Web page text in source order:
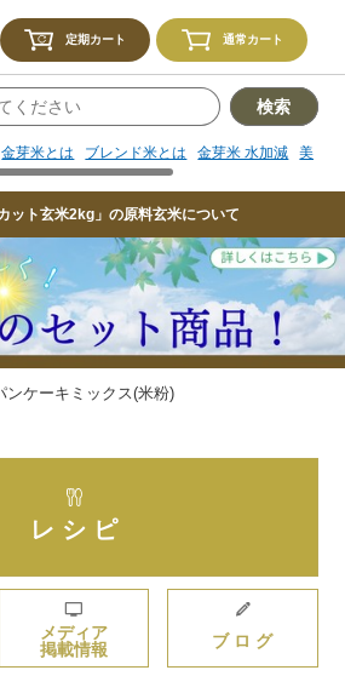
定期カート 通常カート
検索
金芽米とは ブレンド米とは 金芽米 水加減 美味
ット玄米2kg」の原料玄米について
ンケーキミックス(米粉)
メディア
掲載情報
ブ ロ グ
レ シ ピ